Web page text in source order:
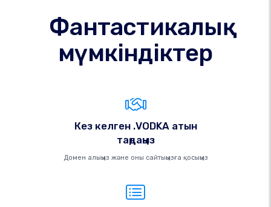
Фантастикалық
мүмкіндіктер
Кез келген .VODKA атын
таңдаңыз
Домен алыңыз және оны сайтыңызға қосыңыз